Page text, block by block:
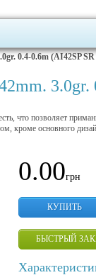
0.4-0.6m (AI42SP SR
что позволяет
основного
0.00грн
КУПИТЬ
БЫСТРЫЙ